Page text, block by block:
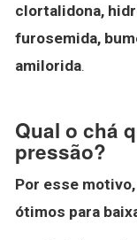
clortalidona,
furosemida,
amilorida.
Qual o chá
pressão?
Por esse
ótimos para